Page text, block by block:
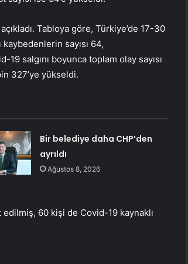
Tabloya göre, Türkiye’de 17-30
sayısı 64,
salgını boyunca toplam olay sayısı
327’ye yükseldi.
Bir belediye daha CHP’den
ayrıldı
Ağustos 8, 2026
60 kişi de Covid-19 kaynaklı